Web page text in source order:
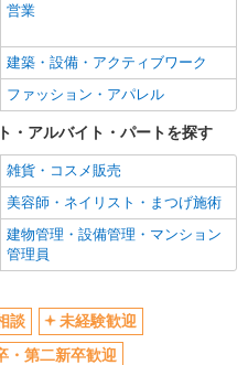
学歴不問
ミドル（40代～）活躍中
シニア（60代～）活躍中
ボーナス・賞与あり
完全週休2日制
禁煙・分煙
車通勤OK
交通費支給
産休・育休取得実績あり
営業
建築・設備・アクティブワーク
ファッション・アパレル
・アルバイト・パートを探す
雑貨・コスメ販売
美容師・ネイリスト・まつげ施術
建物管理・設備管理・マンション
管理員
談
未経験歓迎
・第二新卒歓迎